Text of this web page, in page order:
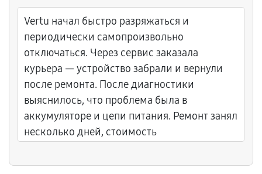
Vertu начал быстро разряжаться и
периодически самопроизвольно
отключаться. Через сервис заказала
курьера — устройство забрали и вернули
после ремонта. После диагностики
выяснилось, что проблема была в
аккумуляторе и цепи питания. Ремонт занял
несколько дней, стоимость
Достойный уровень сервиса.